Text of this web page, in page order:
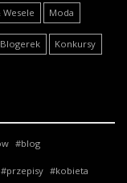
Wesele Moda
Konkursy
blog
przepisy kobieta